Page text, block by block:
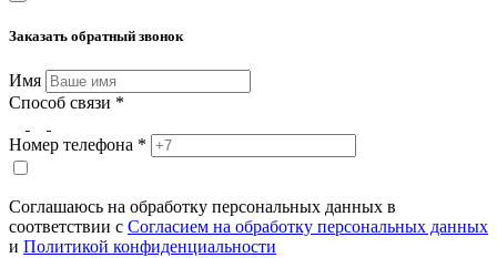
Заказать обратный звонок
Имя
Способ связи *
Номер телефона *
Соглашаюсь на обработку персональных данных в
соответствии с Согласием на обработку персональных данных
и Политикой конфиденциальности